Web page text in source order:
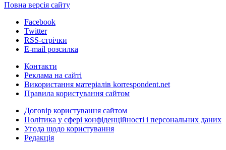
Повна версія сайту
Facebook
Twitter
RSS-стрічки
E-mail розсилка
Контакти
Реклама на сайті
Використання матеріалів korrespondent.net
Правила користування сайтом
Договір користування сайтом
Політика у сфері конфіденційності і персональних даних
Угода щодо користування
Редакція